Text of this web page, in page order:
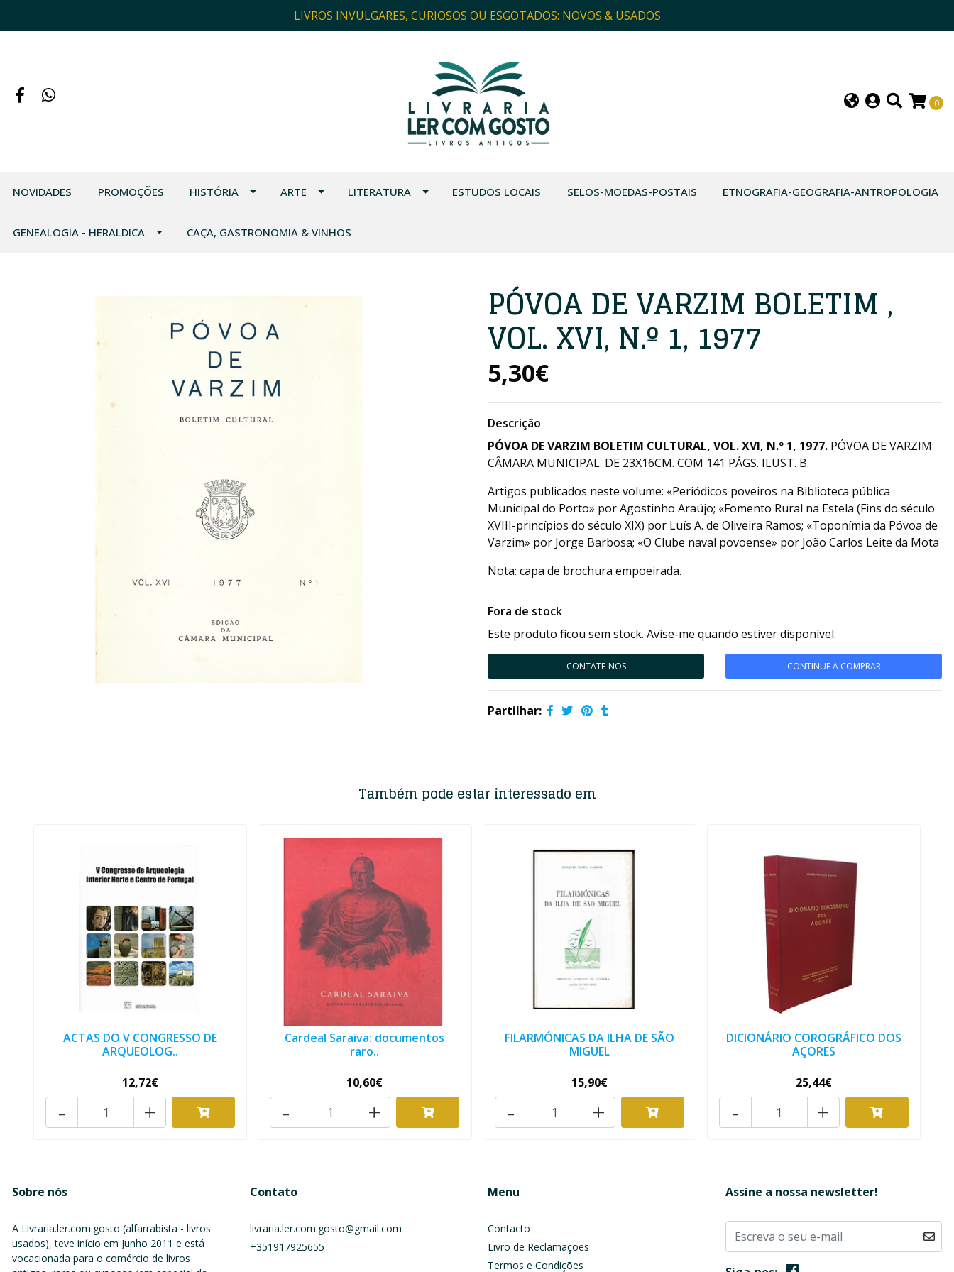
LIVROS INVULGARES, CURIOSOS OU ESGOTADOS: NOVOS & USADOS
0
NOVIDADES PROMOÇÕES HISTÓRIA ARTE LITERATURA ESTUDOS LOCAIS SELOS-MOEDAS-POSTAIS ETNOGRAFIA-GEOGRAFIA-ANTROPOLOGIA
GENEALOGIA - HERALDICA CAÇA, GASTRONOMIA & VINHOS
PÓVOA DE VARZIM BOLETIM ,
VOL. XVI, N.º 1, 1977
5,30€
Descrição
PÓVOA DE VARZIM BOLETIM CULTURAL, VOL. XVI, N.º 1, 1977. PÓVOA DE VARZIM:
CÂMARA MUNICIPAL. DE 23X16CM. COM 141 PÁGS. ILUST. B.
Artigos publicados neste volume: «Periódicos poveiros na Biblioteca pública
Municipal do Porto» por Agostinho Araújo; «Fomento Rural na Estela (Fins do século
XVIII-princípios do século XIX) por Luís A. de Oliveira Ramos; «Toponímia da Póvoa de
Varzim» por Jorge Barbosa; «O Clube naval povoense» por João Carlos Leite da Mota
Nota: capa de brochura empoeirada.
Fora de stock
Este produto ficou sem stock. Avise-me quando estiver disponível.
CONTATE-NOS CONTINUE A COMPRAR
Partilhar:
Também pode estar interessado em
ACTAS DO V CONGRESSO DE
ARQUEOLOG..
12,72€
+
-
Cardeal Saraiva: documentos
raro..
10,60€
+
-
FILARMÓNICAS DA ILHA DE SÃO
MIGUEL
15,90€
+
-
DICIONÁRIO COROGRÁFICO DOS
AÇORES
25,44€
+
-
Sobre nós
A Livraria.ler.com.gosto (alfarrabista - livros
usados), teve início em Junho 2011 e está
vocacionada para o comércio de livros
Contato
livraria.ler.com.gosto@gmail.com
+351917925655
Menu
Contacto
Livro de Reclamações
Termos e Condições
Assine a nossa newsletter!